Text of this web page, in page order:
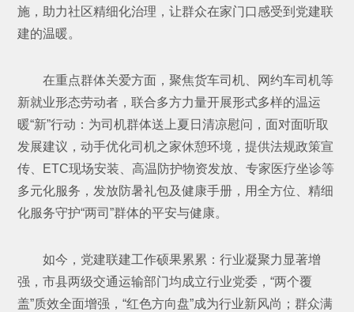
施，助力社区精细化治理，让群众在家门口感受到党建联
建的温暖。
在重点群体关爱方面，聚焦货车司机、网约车司机等
新就业形态劳动者，联合多方力量开展形式多样的温运
暖“新”行动：为司机群体送上夏日清凉慰问，面对面听取
发展建议，动手优化司机之家休憩环境，提供法规政策宣
传、ETC现场安装、高温防护物资发放、专家医疗坐诊等
多元化服务，发放防暑礼包及健康手册，用全方位、精细
化服务守护“两司”群体的平安与健康。
如今，党建联建工作硕果累累：行业凝聚力显著增
强，市县两级交通运输部门均成立行业党委，“两个覆
盖”质效全面增强，“红色方向盘”成为行业新风尚；群众满